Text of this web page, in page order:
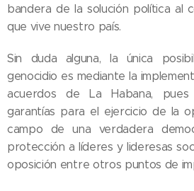
bandera de la solución política al
que vive nuestro país.
Sin duda alguna, la única
genocidio es mediante la
acuerdos de La Habana, pues
garantías para el ejercicio de la
campo de una verdadera
protección a líderes y lideresas
oposición entre otros puntos de